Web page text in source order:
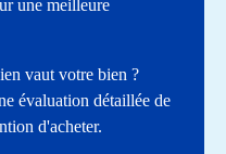
une meilleure
vaut votre bien ?
évaluation détaillée de
d'acheter.